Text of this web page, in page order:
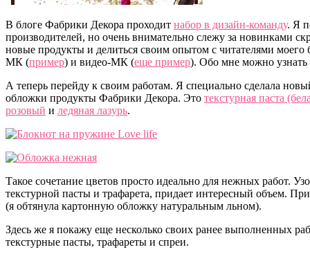
В блоге Фабрики Декора проходит набор в дизайн-команду. Я
производителей, но очень внимательно слежу за новинками
новые продукты и делиться своим опытом с читателями
МК (пример) и видео-МК (еще пример). Обо мне можно
А теперь перейду к своим работам. Я специально сделала
обложки продукты Фабрики Декора. Это текстурная паста
розовый и ледяная лазурь.
Такое сочетание цветов просто идеально для нежных работ.
текстурной пасты и трафарета, придает интересный объем.
(я обтянула картонную обложку натуральным льном).
Здесь же я покажу еще несколько своих ранее выполненных
текстурные пасты, трафареты и спреи.